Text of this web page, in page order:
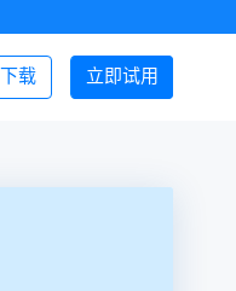
立即试用
下载 登录/注册